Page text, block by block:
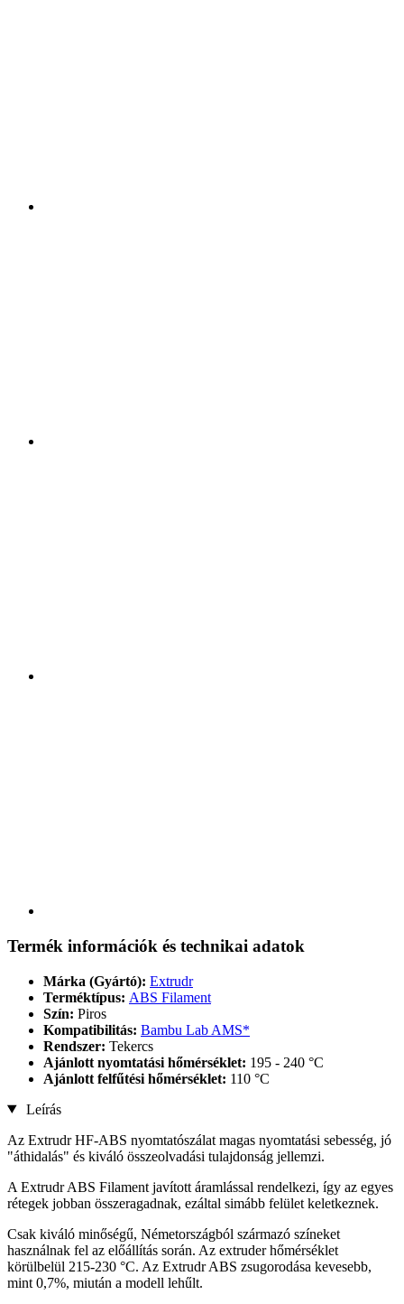
Termék információk és technikai adatok
Márka (Gyártó): Extrudr
Terméktípus: ABS Filament
Szín: Piros
Kompatibilitás: Bambu Lab AMS*
Rendszer: Tekercs
Ajánlott nyomtatási hőmérséklet: 195 - 240 °C
Ajánlott felfűtési hőmérséklet: 110 °C
Leírás
Az Extrudr HF-ABS nyomtatószálat magas nyomtatási sebesség, jó
"áthidalás" és kiváló összeolvadási tulajdonság jellemzi.
A Extrudr ABS Filament javított áramlással rendelkezi, így az egyes
rétegek jobban összeragadnak, ezáltal simább felület keletkeznek.
Csak kiváló minőségű, Németországból származó színeket
használnak fel az előállítás során. Az extruder hőmérséklet
körülbelül 215-230 °C. Az Extrudr ABS zsugorodása kevesebb,
mint 0,7%, miután a modell lehűlt.